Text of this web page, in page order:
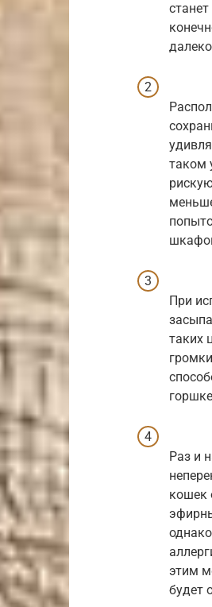
таком
При
таких
Раз и
кошек
этим
будет